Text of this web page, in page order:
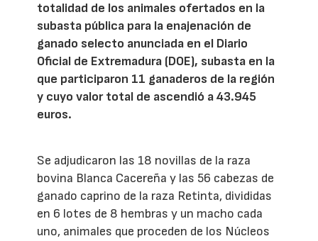
totalidad de los animales ofertados en la
subasta pública para la enajenación de
ganado selecto anunciada en el Diario
Oficial de Extremadura (DOE), subasta en la
que participaron 11 ganaderos de la región
y cuyo valor total de ascendió a 43.945
euros.
Se adjudicaron las 18 novillas de la raza
bovina Blanca Cacereña y las 56 cabezas de
ganado caprino de la raza Retinta, divididas
en 6 lotes de 8 hembras y un macho cada
uno, animales que proceden de los Núcleos